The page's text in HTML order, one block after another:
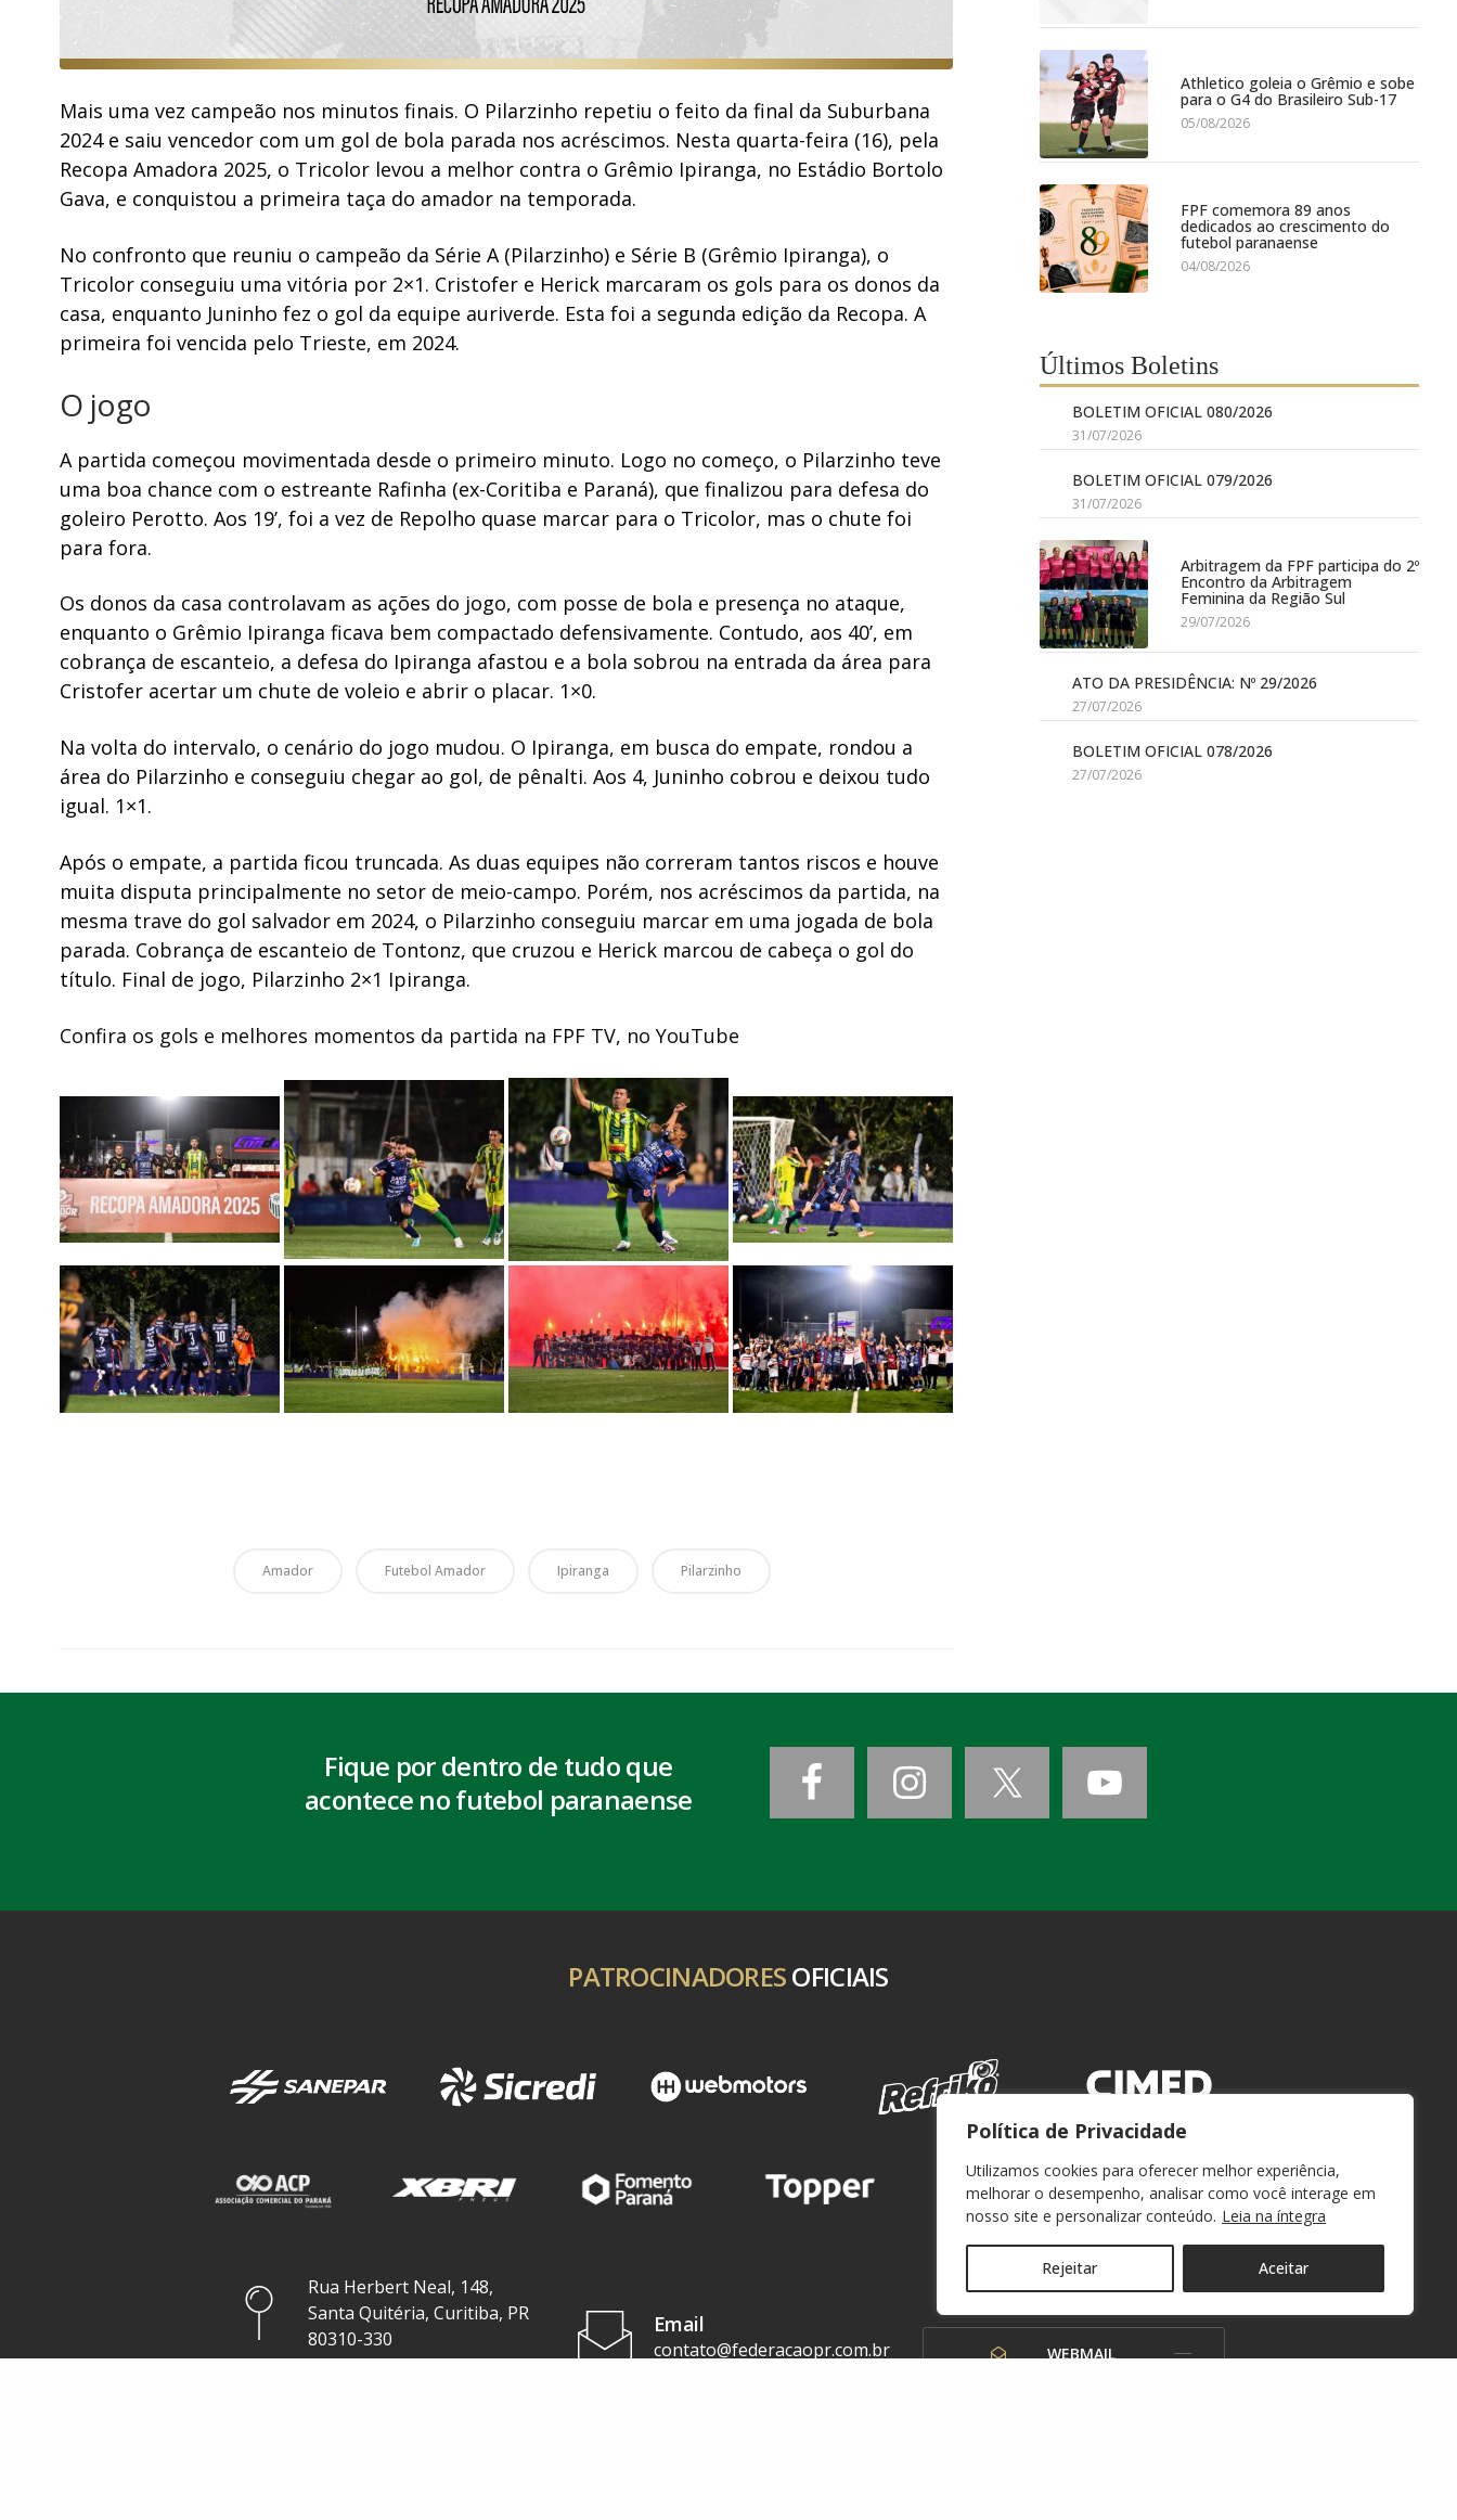
Política de Privacidade
Utilizamos cookies para oferecer melhor experiência,
melhorar o desempenho, analisar como você interage em
nosso site e personalizar conteúdo. Leia na íntegra
Rejeitar Aceitar
Mais uma vez campeão nos minutos finais. O Pilarzinho repetiu o feito da final da Suburbana
2024 e saiu vencedor com um gol de bola parada nos acréscimos. Nesta quarta-feira (16), pela
Recopa Amadora 2025, o Tricolor levou a melhor contra o Grêmio Ipiranga, no Estádio Bortolo
Gava, e conquistou a primeira taça do amador na temporada.
No confronto que reuniu o campeão da Série A (Pilarzinho) e Série B (Grêmio Ipiranga), o
Tricolor conseguiu uma vitória por 2×1. Cristofer e Herick marcaram os gols para os donos da
casa, enquanto Juninho fez o gol da equipe auriverde. Esta foi a segunda edição da Recopa. A
primeira foi vencida pelo Trieste, em 2024.
O jogo
A partida começou movimentada desde o primeiro minuto. Logo no começo, o Pilarzinho teve
uma boa chance com o estreante Rafinha (ex-Coritiba e Paraná), que finalizou para defesa do
goleiro Perotto. Aos 19’, foi a vez de Repolho quase marcar para o Tricolor, mas o chute foi
para fora.
Os donos da casa controlavam as ações do jogo, com posse de bola e presença no ataque,
enquanto o Grêmio Ipiranga ficava bem compactado defensivamente. Contudo, aos 40’, em
cobrança de escanteio, a defesa do Ipiranga afastou e a bola sobrou na entrada da área para
Cristofer acertar um chute de voleio e abrir o placar. 1×0.
Na volta do intervalo, o cenário do jogo mudou. O Ipiranga, em busca do empate, rondou a
área do Pilarzinho e conseguiu chegar ao gol, de pênalti. Aos 4, Juninho cobrou e deixou tudo
igual. 1×1.
Após o empate, a partida ficou truncada. As duas equipes não correram tantos riscos e houve
muita disputa principalmente no setor de meio-campo. Porém, nos acréscimos da partida, na
mesma trave do gol salvador em 2024, o Pilarzinho conseguiu marcar em uma jogada de bola
parada. Cobrança de escanteio de Tontonz, que cruzou e Herick marcou de cabeça o gol do
título. Final de jogo, Pilarzinho 2×1 Ipiranga.
Confira os gols e melhores momentos da partida na FPF TV, no YouTube
Amador Futebol Amador Ipiranga Pilarzinho
Athletico goleia o Grêmio e sobe
para o G4 do Brasileiro Sub-17
05/08/2026
FPF comemora 89 anos
dedicados ao crescimento do
futebol paranaense
04/08/2026
Últimos Boletins
BOLETIM OFICIAL 080/2026
31/07/2026
BOLETIM OFICIAL 079/2026
31/07/2026
Arbitragem da FPF participa do 2º
Encontro da Arbitragem
Feminina da Região Sul
29/07/2026
ATO DA PRESIDÊNCIA: Nº 29/2026
27/07/2026
BOLETIM OFICIAL 078/2026
27/07/2026
Fique por dentro de tudo que
acontece no futebol paranaense
PATROCINADORESOFICIAIS
Rua Herbert Neal, 148,
Santa Quitéria, Curitiba, PR
80310-330
Email
contato@federacaopr.com.br WEBMAIL